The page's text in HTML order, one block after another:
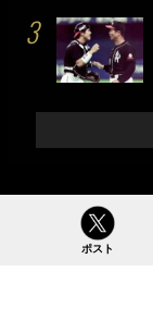
ポスト